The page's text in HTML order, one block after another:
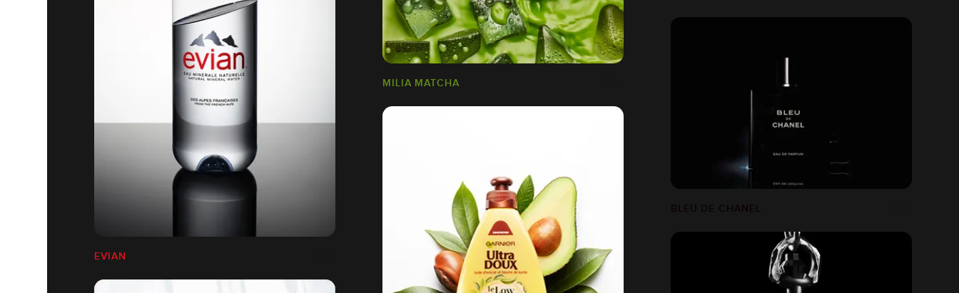
EVIAN
MILIA MATCHA
BLEU DE CHANEL